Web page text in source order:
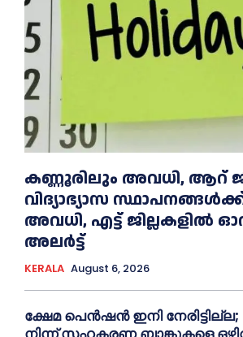
കണ്ണൂരിലും അവധി, ആറ്
വിദ്യാഭ്യാസ
അവധി, എട്ട് ജില്ലകളിൽ
അലർട്ട്
KERALA August 6, 2026
ക്ഷേമ പെൻഷൻ ഇനി